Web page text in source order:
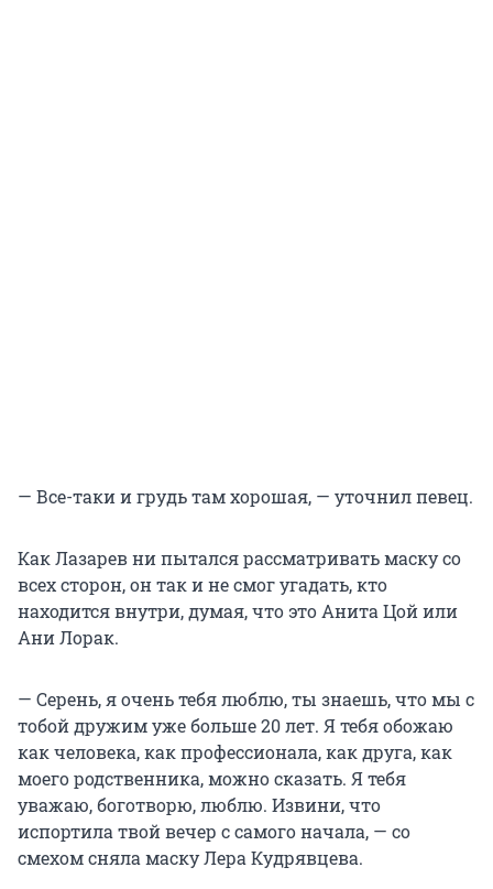
— Все-таки и грудь там хорошая, — уточнил певец.
Как Лазарев ни пытался рассматривать маску со
всех сторон, он так и не смог угадать, кто
находится внутри, думая, что это Анита Цой или
Ани Лорак.
— Серень, я очень тебя люблю, ты знаешь, что мы с
тобой дружим уже больше 20 лет. Я тебя обожаю
как человека, как профессионала, как друга, как
моего родственника, можно сказать. Я тебя
уважаю, боготворю, люблю. Извини, что
испортила твой вечер с самого начала, — со
смехом сняла маску Лера Кудрявцева.